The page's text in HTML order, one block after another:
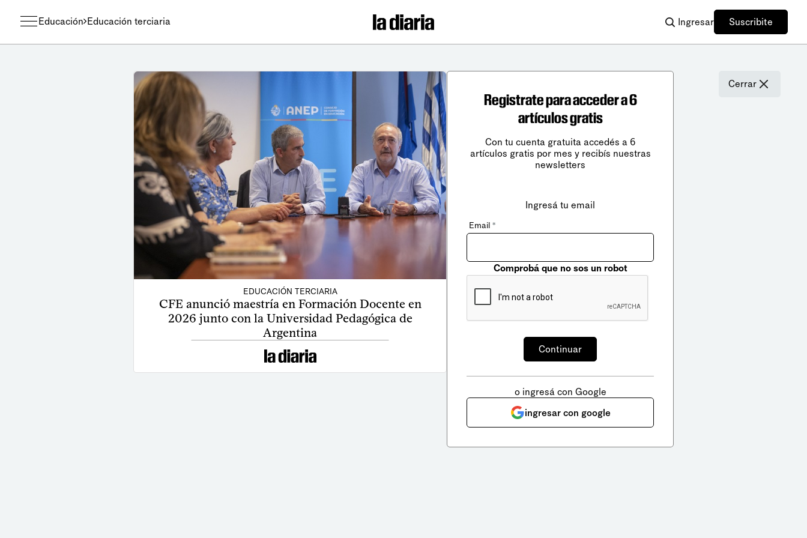
Educación Educación terciaria Ingresar Suscribite
EDUCACIÓN TERCIARIA
CFE anunció maestría en Formación Docente en
2026 junto con la Universidad Pedagógica de
Argentina
Cerrar
Registrate para acceder a 6
artículos gratis
Con tu cuenta gratuita accedés a 6
artículos gratis por mes y recibís nuestras
newsletters
Ingresá tu email
Email *
Comprobá que no sos un robot
o ingresá con Google
ingresar con google